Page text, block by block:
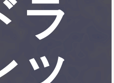
ラ
ッ